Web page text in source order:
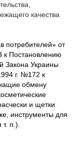
качества
потребителей» от
Постановлению
Закона Украины
г. №172 к
обмену
и щетки
инструменты для
п.).